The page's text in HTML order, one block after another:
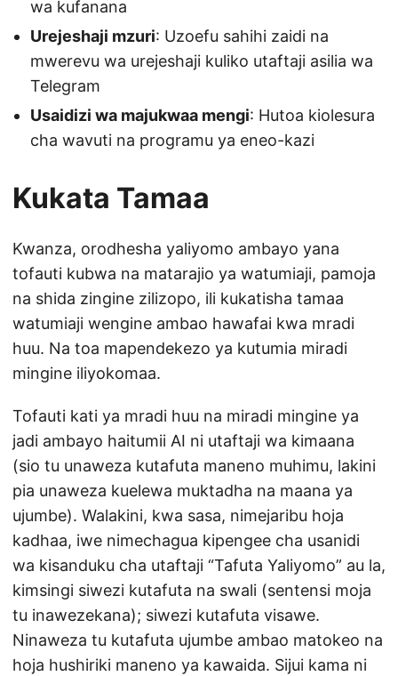
wa kufanana
Urejeshaji mzuri: Uzoefu sahihi zaidi na
mwerevu wa urejeshaji kuliko utaftaji asilia wa
Telegram
Usaidizi wa majukwaa mengi: Hutoa kiolesura
cha wavuti na programu ya eneo-kazi
Kukata Tamaa
Kwanza, orodhesha yaliyomo ambayo yana
tofauti kubwa na matarajio ya watumiaji, pamoja
na shida zingine zilizopo, ili kukatisha tamaa
watumiaji wengine ambao hawafai kwa mradi
huu. Na toa mapendekezo ya kutumia miradi
mingine iliyokomaa.
Tofauti kati ya mradi huu na miradi mingine ya
jadi ambayo haitumii AI ni utaftaji wa kimaana
(sio tu unaweza kutafuta maneno muhimu, lakini
pia unaweza kuelewa muktadha na maana ya
ujumbe). Walakini, kwa sasa, nimejaribu hoja
kadhaa, iwe nimechagua kipengee cha usanidi
wa kisanduku cha utaftaji “Tafuta Yaliyomo” au la,
kimsingi siwezi kutafuta na swali (sentensi moja
tu inawezekana); siwezi kutafuta visawe.
Ninaweza tu kutafuta ujumbe ambao matokeo na
hoja hushiriki maneno ya kawaida. Sijui kama ni